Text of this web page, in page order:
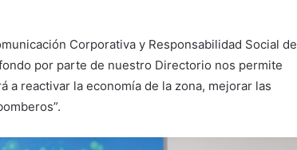
Corporativa y Responsabilidad Social de
por parte de nuestro Directorio nos permite
a reactivar la economía de la zona, mejorar las